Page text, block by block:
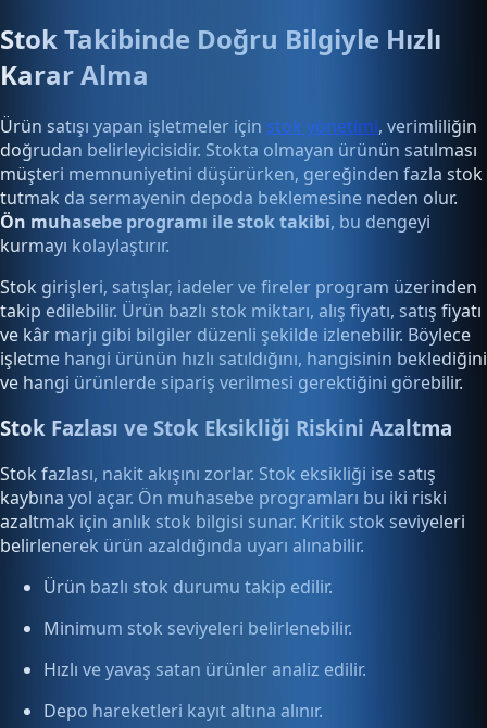
Stok Takibinde Doğru Bilgiyle Hızlı
Karar Alma
Ürün satışı yapan işletmeler için stok yönetimi, verimliliğin
doğrudan belirleyicisidir. Stokta olmayan ürünün satılması
müşteri memnuniyetini düşürürken, gereğinden fazla stok
tutmak da sermayenin depoda beklemesine neden olur.
Ön muhasebe programı ile stok takibi, bu dengeyi
kurmayı kolaylaştırır.
Stok girişleri, satışlar, iadeler ve fireler program üzerinden
takip edilebilir. Ürün bazlı stok miktarı, alış fiyatı, satış fiyatı
ve kâr marjı gibi bilgiler düzenli şekilde izlenebilir. Böylece
işletme hangi ürünün hızlı satıldığını, hangisinin beklediğini
ve hangi ürünlerde sipariş verilmesi gerektiğini görebilir.
Stok Fazlası ve Stok Eksikliği Riskini Azaltma
Stok fazlası, nakit akışını zorlar. Stok eksikliği ise satış
kaybına yol açar. Ön muhasebe programları bu iki riski
azaltmak için anlık stok bilgisi sunar. Kritik stok seviyeleri
belirlenerek ürün azaldığında uyarı alınabilir.
Ürün bazlı stok durumu takip edilir.
Minimum stok seviyeleri belirlenebilir.
Hızlı ve yavaş satan ürünler analiz edilir.
Depo hareketleri kayıt altına alınır.